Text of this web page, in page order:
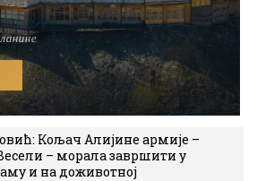
Кољач Алијине армије –
– морала завршити у
и на доживотној